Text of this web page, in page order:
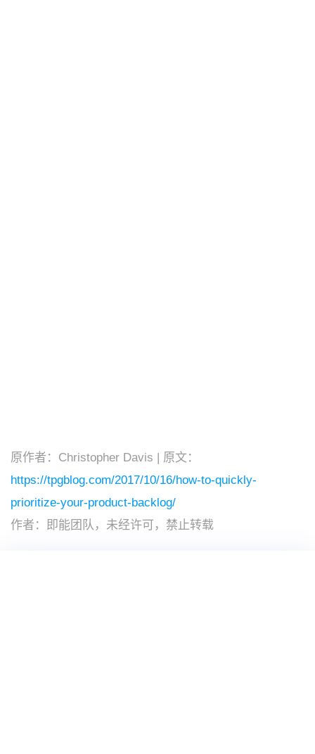
原作者：Christopher Davis | 原文：
https://tpgblog.com/2017/10/16/how-to-quickly-
prioritize-your-product-backlog/
作者：即能团队，未经许可，禁止转载